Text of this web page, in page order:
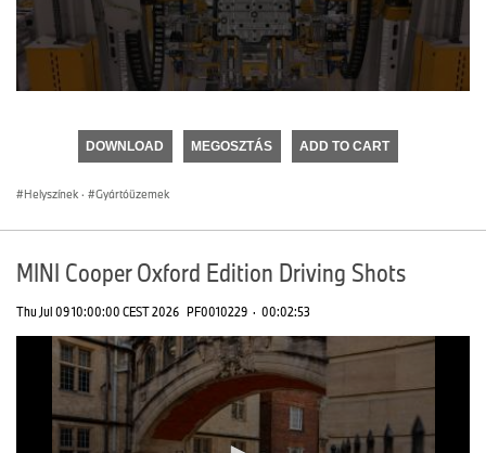
seconds
DOWNLOAD MEGOSZTÁS ADD TO CART
Helyszínek · Gyártóüzemek
MINI Cooper Oxford Edition Driving Shots
Thu Jul 09 10:00:00 CEST 2026 PF0010229 · 00:02:53